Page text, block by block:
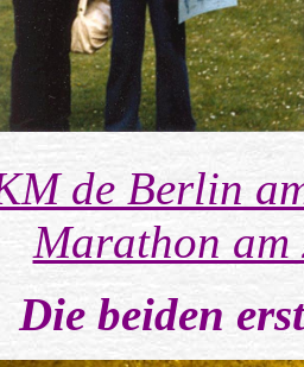
de Berlin
Marathon am
Die beiden